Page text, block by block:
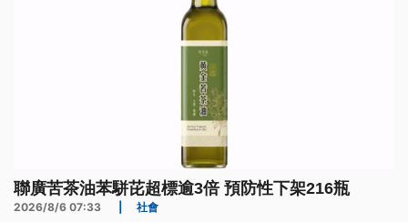
聯廣苦茶油苯駢芘超標逾3倍 預防性下架216瓶
2026/8/6 07:33 社會